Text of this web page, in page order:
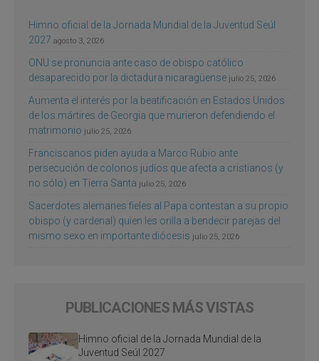
Himno oficial de la Jornada Mundial de la Juventud Seúl
2027 agosto 3, 2026
ONU se pronuncia ante caso de obispo católico
desaparecido por la dictadura nicaragüense julio 25, 2026
Aumenta el interés por la beatificación en Estados Unidos
de los mártires de Georgia que murieron defendiendo el
matrimonio julio 25, 2026
Franciscanos piden ayuda a Marco Rubio ante
persecución de colonos judíos que afecta a cristianos (y
no sólo) en Tierra Santa julio 25, 2026
Sacerdotes alemanes fieles al Papa contestan a su propio
obispo (y cardenal) quien les orilla a bendecir parejas del
mismo sexo en importante diócesis julio 25, 2026
PUBLICACIONES MÁS VISTAS
Himno oficial de la Jornada Mundial de la
Juventud Seúl 2027